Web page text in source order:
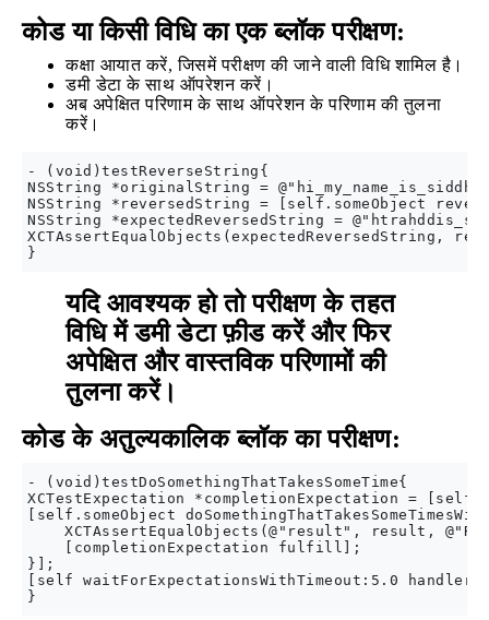
कोड या किसी विधि का एक ब्लॉक परीक्षण:
कक्षा आयात करें, जिसमें परीक्षण की जाने वाली विधि शामिल है।
डमी डेटा के साथ ऑपरेशन करें।
अब अपेक्षित परिणाम के साथ ऑपरेशन के परिणाम की तुलना
करें।
- (void)testReverseString{
NSString *originalString =
NSString *reversedString = [self.someObject
NSString *expectedReversedString =
XCTAssertEqualObjects(expectedReversedString,
यदि आवश्यक हो तो परीक्षण के तहत
विधि में डमी डेटा फ़ीड करें और फिर
अपेक्षित और वास्तविक परिणामों की
तुलना करें।
कोड के अतुल्यकालिक ब्लॉक का परीक्षण:
- (void)testDoSomethingThatTakesSomeTime{
XCTestExpectation *completionExpectation = [self
[self.someObject
XCTAssertEqualObjects(@"result", result,
    [completionExpectation fulfill];
}];
[self waitForExpectationsWithTimeout:5.0